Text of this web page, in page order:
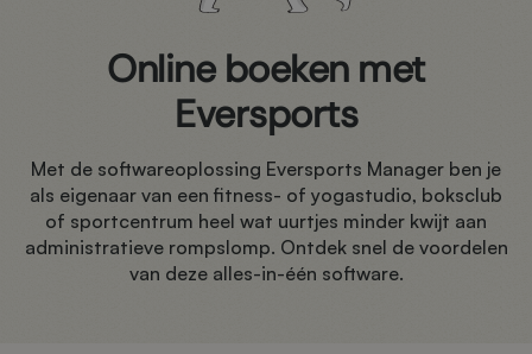
Online boeken met
Eversports
Met de softwareoplossing Eversports Manager ben je
als eigenaar van een fitness- of yogastudio, boksclub
of sportcentrum heel wat uurtjes minder kwijt aan
administratieve rompslomp. Ontdek snel de voordelen
van deze alles-in-één software.